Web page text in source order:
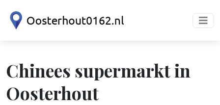
Chinees supermarkt in
Oosterhout